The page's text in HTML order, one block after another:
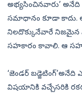
అభ్యసించినవారు’
సమాధానం కూడా కాదు.
నిలదొక్కునేవారే నిజమైన
సహకారం కావాలి. ఆ
‘జెండర్‌
విషయానికి వచ్చేసరికి